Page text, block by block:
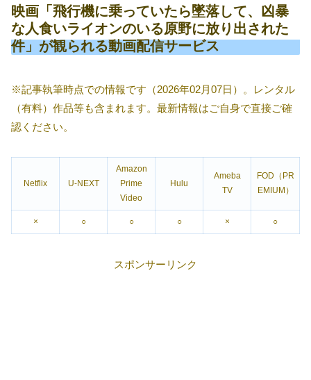
映画「飛行機に乗っていたら墜落して、凶暴
な人食いライオンのいる原野に放り出された
件」が観られる動画配信サービス
※記事執筆時点での情報です（2026年02月07日）。レンタル
（有料）作品等も含まれます。最新情報はご自身で直接ご確
認ください。
Netflix U-NEXT
Amazon
Prime
Video
Hulu
Ameba
TV
FOD（PR
EMIUM）
× ○ ○ ○ × ○
スポンサーリンク